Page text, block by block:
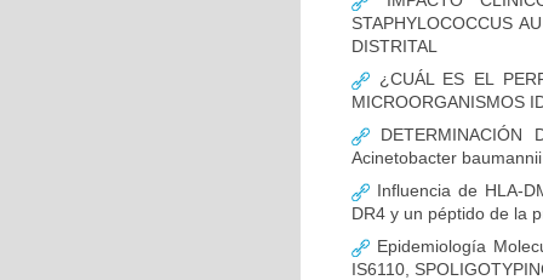
STAPHYLOCOCCUS
DISTRITAL
¿CUÁL ES EL
MICROORGANISMOS
DETERMINACIÓN
Acinetobacter
Influencia de HLA-
DR4 y un péptido de la
Epidemiología
IS6110,